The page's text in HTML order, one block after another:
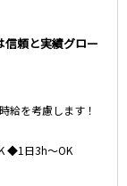
信頼と実績グロー
を考慮します！
◆1日3h～OK